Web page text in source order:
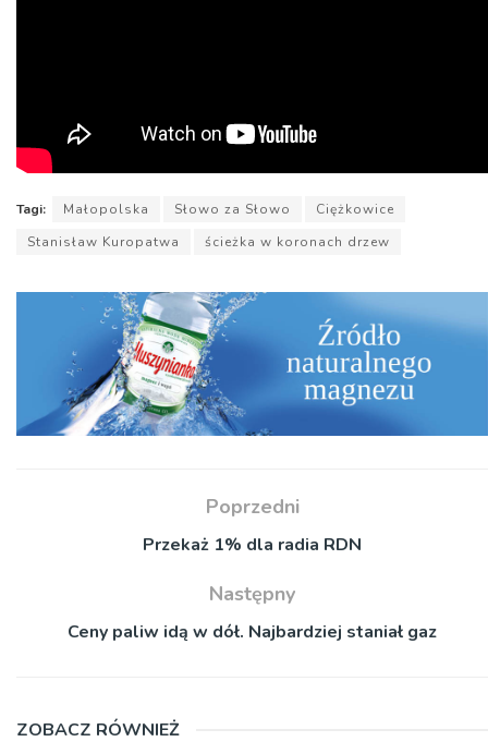
Tagi: Małopolska Słowo za Słowo
Ciężkowice
Stanisław Kuropatwa
ścieżka w koronach drzew
Poprzedni
Przekaż 1% dla radia RDN
Następny
Ceny paliw idą w dół. Najbardziej staniał gaz
ZOBACZ RÓWNIEŻ